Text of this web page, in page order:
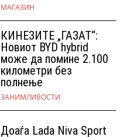
МАГАЗИН
КИНЕЗИТЕ „ГАЗАТ“:
Новиот BYD hybrid
може да помине 2.100
километри без
полнење
ЗАНИМЛИВОСТИ
Доаѓа Lada Niva Sport